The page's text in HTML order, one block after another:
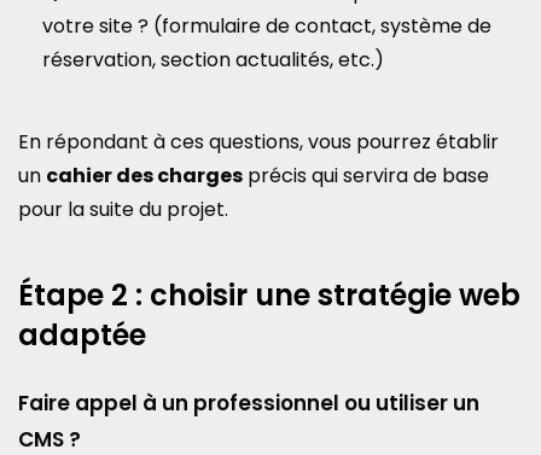
votre site ? (formulaire de contact, système de
réservation, section actualités, etc.)
En répondant à ces questions, vous pourrez établir
un cahier des charges précis qui servira de base
pour la suite du projet.
Étape 2 : choisir une stratégie web
adaptée
Faire appel à un professionnel ou utiliser un
CMS ?